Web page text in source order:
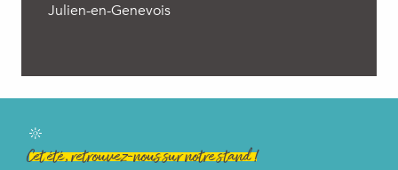
Julien-en-Genevois
Cet été, retrouvez-nous sur notre stand !